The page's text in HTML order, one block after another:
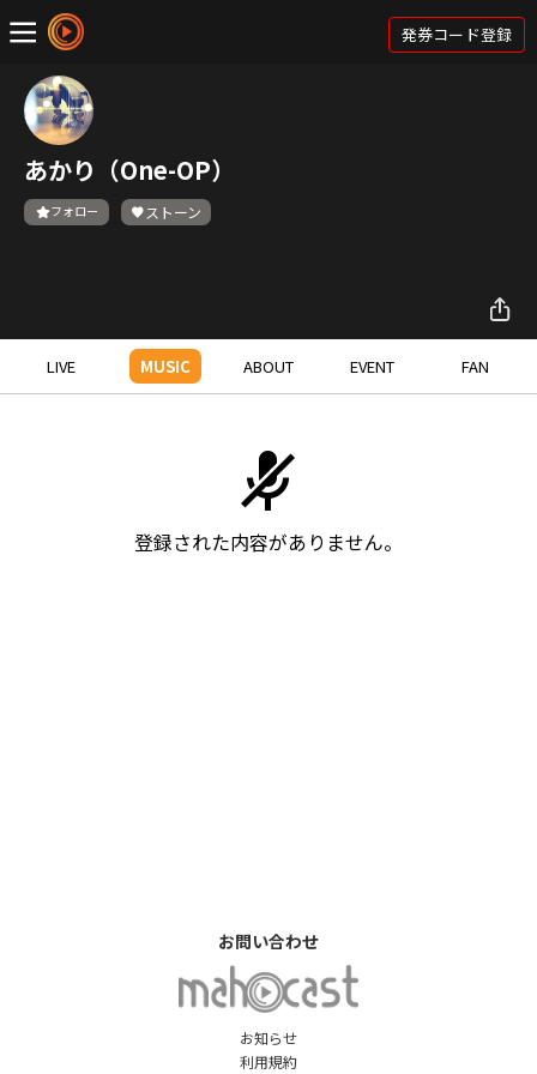
発券コード登録
あかり（One-OP）
フォロー ストーン
LIVE MUSIC ABOUT EVENT FAN
登録された内容がありません。
お知らせ
利用規約
お問い合わせ